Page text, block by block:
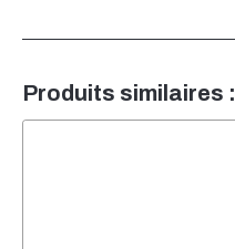
Produits similaires :